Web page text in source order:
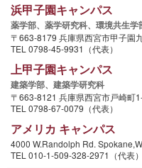
浜甲子園キャンパス
薬学部、 薬学研究科、 環境共生学
〒663-8179 兵庫県西宮市甲子園
TEL 0798-45-9931（代表）
上甲子園キャンパス
建築学部、 建築学研究科
〒663-8121 兵庫県西宮市戸崎町
TEL 0798-67-0079（代表）
アメリカ キャンパス
4000 W.Randolph Rd.
TEL 010-1-509-328-2971（代表）